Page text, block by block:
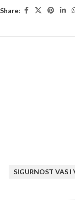
Share:
SIGURNOST VAS